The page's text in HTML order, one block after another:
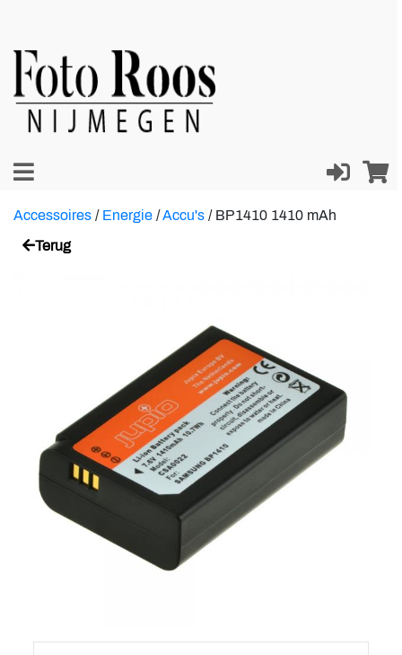
Accessoires / Energie /Accu's /BP1410 1410 mAh
Terug